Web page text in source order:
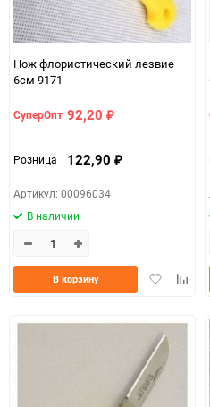
Нож флористический лезвие
6см 9171
СуперОпт 92,20 ₽
Розница 122,90 ₽
Артикул: 00096034
В наличии
Добавить
В корзину